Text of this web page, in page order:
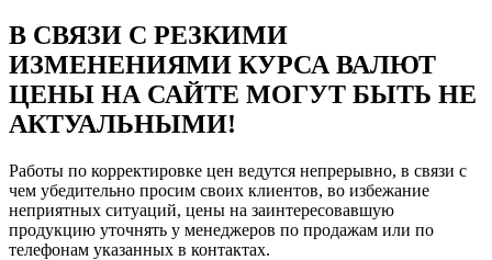
В СВЯЗИ С РЕЗКИМИ
ИЗМЕНЕНИЯМИ КУРСА ВАЛЮТ
ЦЕНЫ НА САЙТЕ МОГУТ БЫТЬ НЕ
АКТУАЛЬНЫМИ!
Работы по корректировке цен ведутся непрерывно, в связи с
чем убедительно просим своих клиентов, во избежание
неприятных ситуаций, цены на заинтересовавшую
продукцию уточнять у менеджеров по продажам или по
телефонам указанных в контактах.